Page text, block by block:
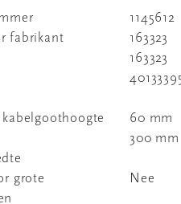
1145612
fabrikant
163323
163323
60 mm
300 mm
grote
Nee